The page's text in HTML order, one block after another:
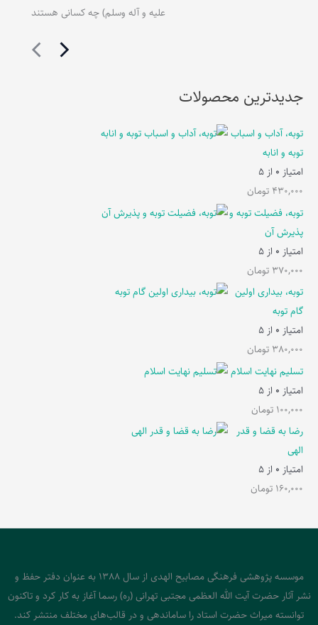
علیه و آله وسلم) چه کسانی هستند
جدیدترین محصولات
توبه، آداب و اسباب
توبه و انابه
امتیاز 0 از 5
430,000 تومان
توبه، فضیلت توبه و
پذیرش آن
امتیاز 0 از 5
370,000 تومان
توبه، بیداری اولین
گام توبه
امتیاز 0 از 5
380,000 تومان
تسلیم نهایت اسلام
امتیاز 0 از 5
100,000 تومان
رضا به قضا و قدر
الهی
امتیاز 0 از 5
160,000 تومان
موسسه پژوهشی فرهنگی مصابیح الهدی از سال 1388 به عنوان دفتر حفظ و
نشر آثار حضرت آیت الله العظمی مجتبی تهرانی (ره) رسما آغاز به کار کرد و تاکنون
توانسته میراث حضرت استاد را ساماندهی و در قالب‌های مختلف منتشر کند.